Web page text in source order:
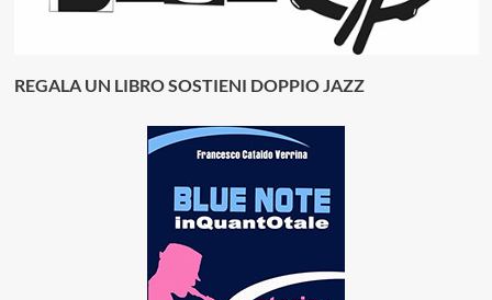
REGALA UN LIBRO SOSTIENI DOPPIO JAZZ